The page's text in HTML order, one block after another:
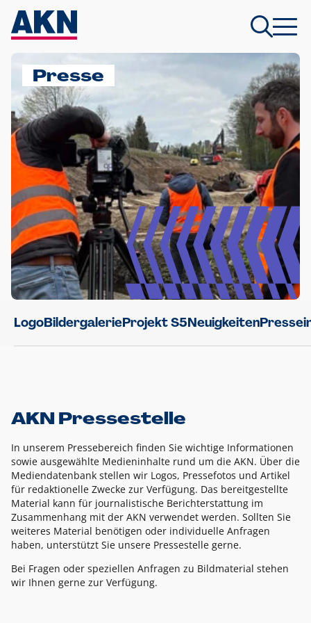
Presse
LogoBildergalerieProjekt S5Neuigkeiten
AKN Pressestelle
In unserem Pressebereich finden Sie wichtige Informationen
sowie ausgewählte Medieninhalte rund um die AKN. Über die
Mediendatenbank stellen wir Logos, Pressefotos und Artikel
für redaktionelle Zwecke zur Verfügung. Das bereitgestellte
Material kann für journalistische Berichterstattung im
Zusammenhang mit der AKN verwendet werden. Sollten Sie
weiteres Material benötigen oder individuelle Anfragen
haben, unterstützt Sie unsere Pressestelle gerne.
Bei Fragen oder speziellen Anfragen zu Bildmaterial stehen
wir Ihnen gerne zur Verfügung.